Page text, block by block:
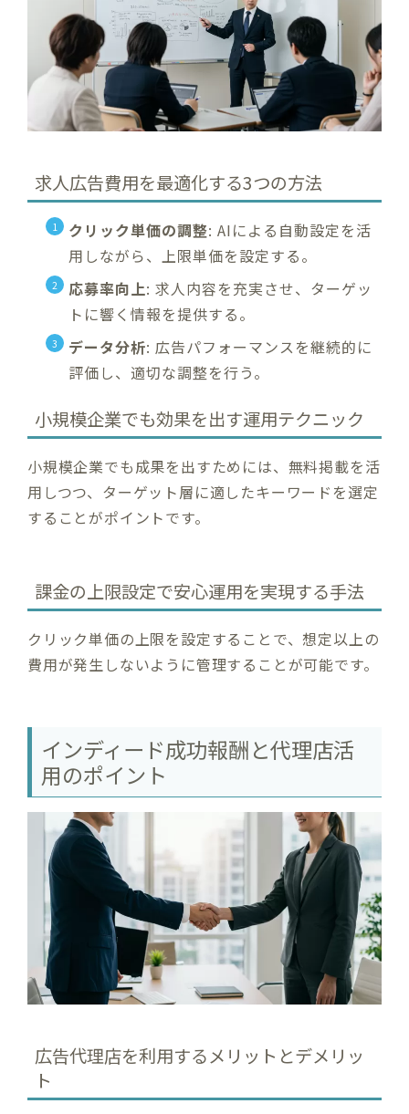
求人広告費用を最適化する3つの方法
クリック単価の調整: AIによる自動設定を活
用しながら、上限単価を設定する。
応募率向上: 求人内容を充実させ、ターゲッ
トに響く情報を提供する。
データ分析: 広告パフォーマンスを継続的に
評価し、適切な調整を行う。
小規模企業でも効果を出す運用テクニック
小規模企業でも成果を出すためには、無料掲載を活
用しつつ、ターゲット層に適したキーワードを選定
することがポイントです。
課金の上限設定で安心運用を実現する手法
クリック単価の上限を設定することで、想定以上の
費用が発生しないように管理することが可能です。
インディード成功報酬と代理店活
用のポイント
広告代理店を利用するメリットとデメリッ
ト